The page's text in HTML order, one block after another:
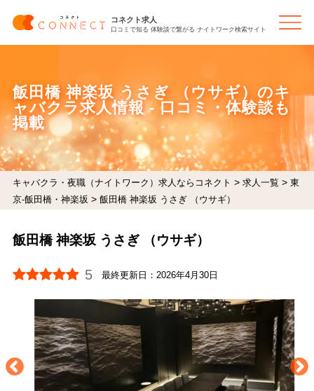
コネクト求人
口コミで知る 体験談で繋がる ナイトワーク検索サイト
飯田橋 神楽坂 うさぎ （ウサギ）のキ
ャバクラ求人情報 - 口コミ・体験談も
掲載
キャバクラ・夜職（ナイトワーク）求人ならコネクト > 求人一覧 > 東
京-飯田橋・神楽坂 > 飯田橋 神楽坂 うさぎ （ウサギ）
飯田橋 神楽坂 うさぎ （ウサギ）
5 最終更新日：2026年4月30日